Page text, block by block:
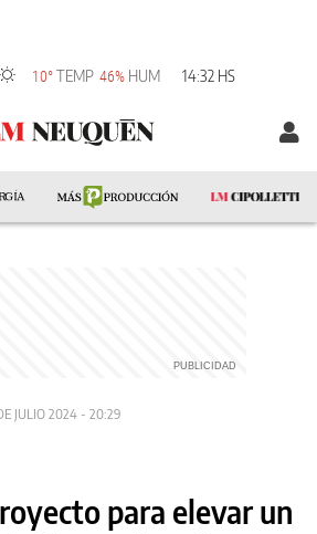
10° TEMP 46% HUM 14:32 HS
JULIO 2024 - 20:29
para elevar un